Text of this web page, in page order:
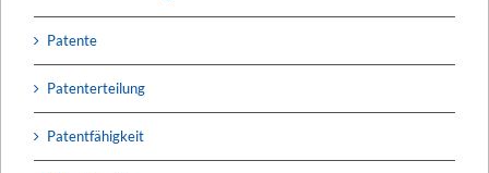
Patente
Patenterteilung
Patentfähigkeit